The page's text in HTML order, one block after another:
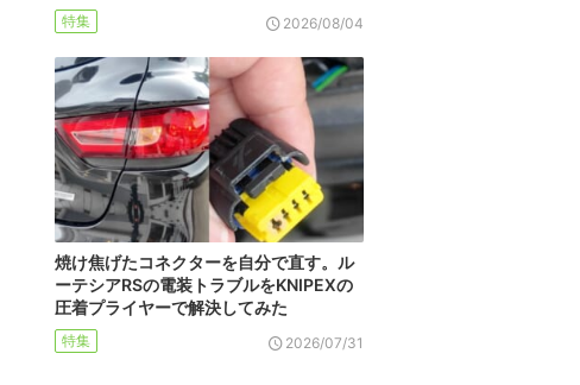
特集 2026/08/04
焼け焦げたコネクターを自分で直す。ル
ーテシアRSの電装トラブルをKNIPEXの
圧着プライヤーで解決してみた
特集 2026/07/31